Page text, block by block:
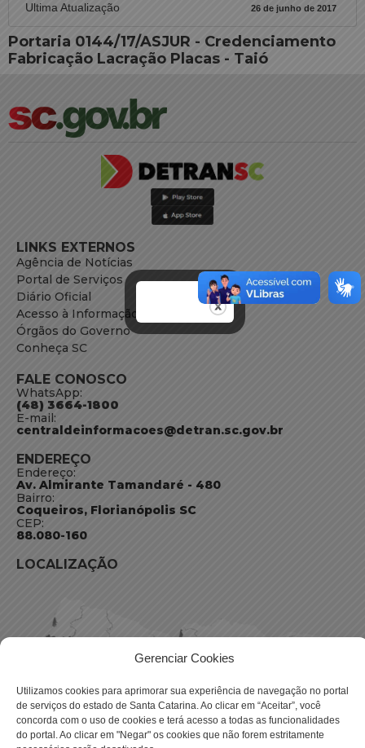
Gerenciar Cookies
Utilizamos cookies para aprimorar sua experiência de navegação no portal
de serviços do estado de Santa Catarina. Ao clicar em “Aceitar”, você
concorda com o uso de cookies e terá acesso a todas as funcionalidades
do portal. Ao clicar em "Negar" os cookies que não forem estritamente
Ultima Atualização 26 de junho de 2017
Portaria 0144/17/ASJUR - Credenciamento
Fabricação Lacração Placas - Taió
LINKS EXTERNOS
Agência de Notícias
Portal de Serviços
Diário Oficial
Acesso à Informação
Órgãos do Governo
Conheça SC
FALE CONOSCO
WhatsApp:
(48) 3664-1800
E-mail:
centraldeinformacoes@detran.sc.gov.br
ENDEREÇO
Endereço:
Av. Almirante Tamandaré - 480
Bairro:
Coqueiros, Florianópolis SC
CEP:
88.080-160
LOCALIZAÇÃO